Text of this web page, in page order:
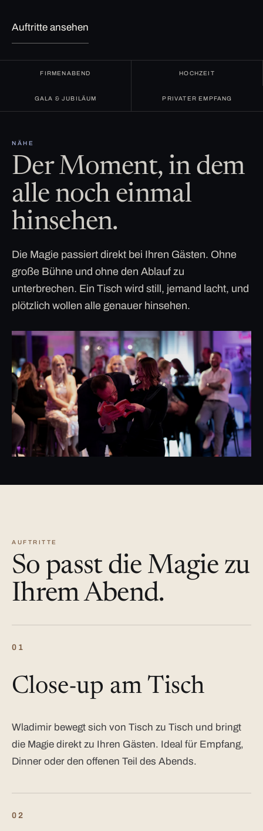
Auftritte ansehen
FIRMENABEND HOCHZEIT
GALA & JUBILÄUM PRIVATER EMPFANG
NÄHE
Der Moment, in dem
alle noch einmal
hinsehen.
Die Magie passiert direkt bei Ihren Gästen. Ohne
große Bühne und ohne den Ablauf zu
unterbrechen. Ein Tisch wird still, jemand lacht, und
plötzlich wollen alle genauer hinsehen.
AUFTRITTE
So passt die Magie zu
Ihrem Abend.
01
Close-up am Tisch
Wladimir bewegt sich von Tisch zu Tisch und bringt
die Magie direkt zu Ihren Gästen. Ideal für Empfang,
Dinner oder den offenen Teil des Abends.
02